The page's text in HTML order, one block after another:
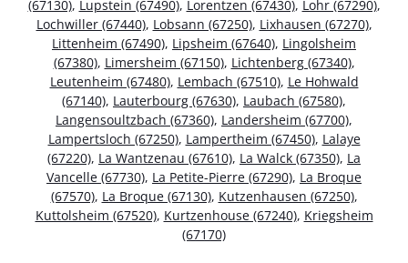
(67130), Lupstein (67490), Lorentzen (67430), Lohr (67290),
Lochwiller (67440), Lobsann (67250), Lixhausen (67270),
Littenheim (67490), Lipsheim (67640), Lingolsheim
(67380), Limersheim (67150), Lichtenberg (67340),
Leutenheim (67480), Lembach (67510), Le Hohwald
(67140), Lauterbourg (67630), Laubach (67580),
Langensoultzbach (67360), Landersheim (67700),
Lampertsloch (67250), Lampertheim (67450), Lalaye
(67220), La Wantzenau (67610), La Walck (67350), La
Vancelle (67730), La Petite-Pierre (67290), La Broque
(67570), La Broque (67130), Kutzenhausen (67250),
Kuttolsheim (67520), Kurtzenhouse (67240), Kriegsheim
(67170)